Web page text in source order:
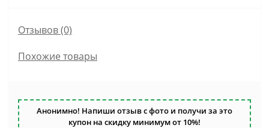
Отзывов (0)
Похожие товары
Анонимно! Напиши отзыв с фото и получи за это
купон на скидку минимум от 10%!